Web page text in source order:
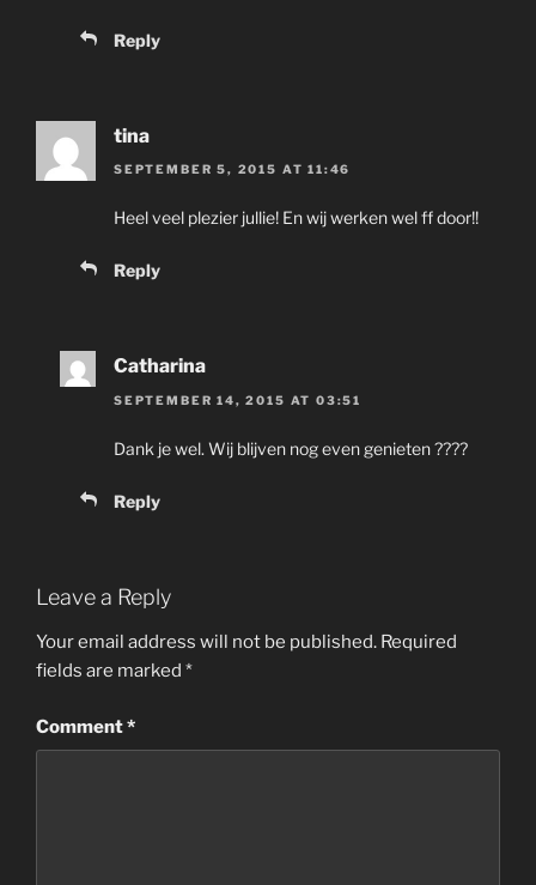
Reply
tina
SEPTEMBER 5, 2015 AT 11:46
Heel veel plezier jullie! En wij werken wel ff door!!
Reply
Catharina
SEPTEMBER 14, 2015 AT 03:51
Dank je wel. Wij blijven nog even genieten ????
Reply
Leave a Reply
Your email address will not be published. Required
fields are marked *
Comment*